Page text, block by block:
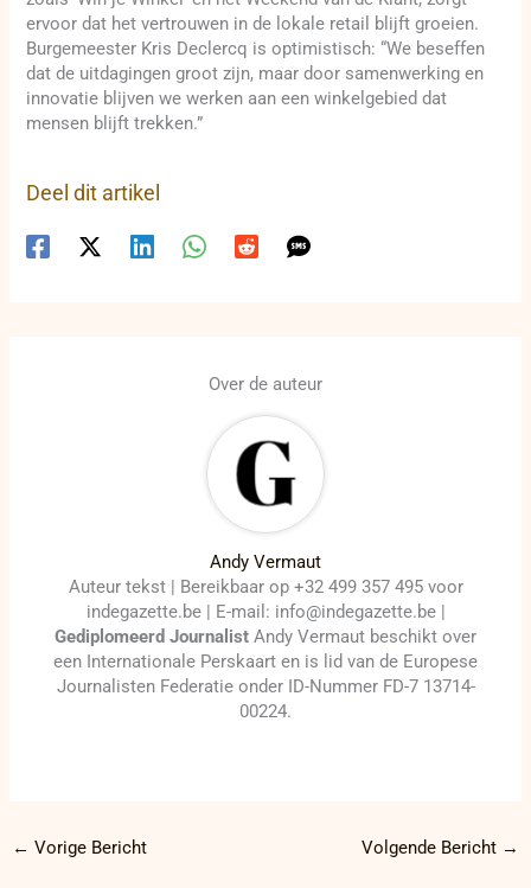
ervoor dat het vertrouwen in de lokale retail blijft groeien.
Burgemeester Kris Declercq is optimistisch: “We beseffen
dat de uitdagingen groot zijn, maar door samenwerking en
innovatie blijven we werken aan een winkelgebied dat
mensen blijft trekken.”
Deel dit artikel
Over de auteur
Andy Vermaut
Auteur tekst | Bereikbaar op +32 499 357 495 voor
indegazette.be | E-mail: info@indegazette.be |
Gediplomeerd Journalist Andy Vermaut beschikt over
een Internationale Perskaart en is lid van de Europese
Journalisten Federatie onder ID-Nummer FD-7 13714-
00224.
← Vorige Bericht Volgende Bericht →